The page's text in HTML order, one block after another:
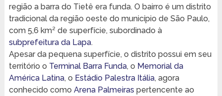
região a barra do Tietê era funda. O bairro é um distrito
tradicional da região oeste do município de São Paulo,
com 5,6 km² de superfície, subordinado à
subprefeitura da Lapa.
Apesar da pequena superfície, o distrito possui em seu
território o Terminal Barra Funda, o Memorial da
América Latina, o Estádio Palestra Itália, agora
conhecido como Arena Palmeiras pertencente ao